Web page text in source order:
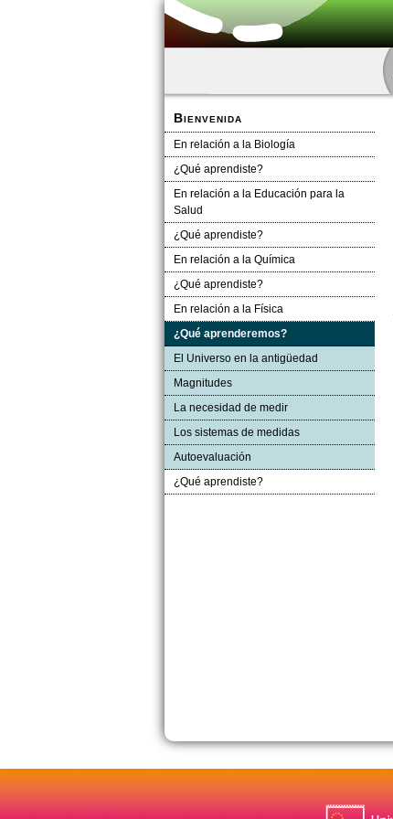
Bienvenida
En relación a la Biología
¿Qué aprendiste?
En relación a la Educación para la
Salud
¿Qué aprendiste?
En relación a la Química
¿Qué aprendiste?
En relación a la Física
¿Qué aprenderemos?
El Universo en la antigüedad
Magnitudes
La necesidad de medir
Los sistemas de medidas
Autoevaluación
¿Qué aprendiste?